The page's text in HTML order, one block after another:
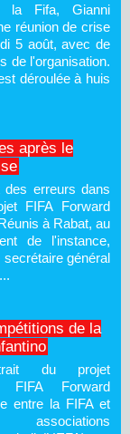
la Fifa, Gianni
réunion de crise
5 août, avec de
de l'organisation.
déroulée à huis
après le
des erreurs dans
FIFA Forward
à Rabat, au
de l'instance,
secrétaire général
de la
du projet
FIFA Forward
entre la FIFA et